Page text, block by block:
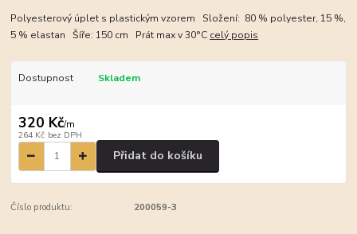
Polyesterový úplet s plastickým vzorem Složení: 80 % polyester, 15 %,
5 % elastan Šíře: 150 cm Prát max v 30°C celý popis
Dostupnost Skladem
320 Kč/m
264 Kč bez DPH
Přidat do košíku
Číslo produktu: 200059-3